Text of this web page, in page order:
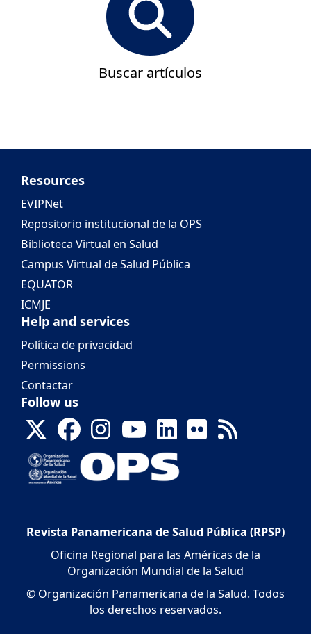
Buscar artículos
Resources
EVIPNet
Repositorio institucional de la OPS
Biblioteca Virtual en Salud
Campus Virtual de Salud Pública
EQUATOR
ICMJE
Help and services
Política de privacidad
Permissions
Contactar
Follow us
Revista Panamericana de Salud Pública (RPSP)
Oficina Regional para las Américas de la
Organización Mundial de la Salud
© Organización Panamericana de la Salud. Todos
los derechos reservados.